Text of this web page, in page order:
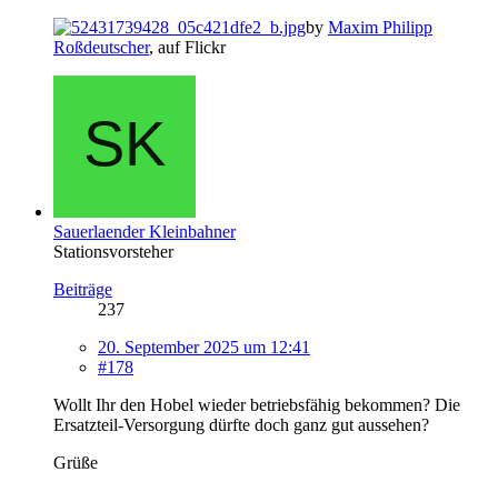
by Maxim Philipp
Roßdeutscher, auf Flickr
Sauerlaender Kleinbahner
Stationsvorsteher
Beiträge
237
20. September 2025 um 12:41
#178
Wollt Ihr den Hobel wieder betriebsfähig bekommen? Die
Ersatzteil-Versorgung dürfte doch ganz gut aussehen?
Grüße